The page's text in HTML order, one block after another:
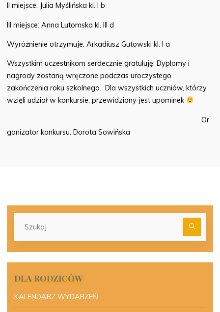
II miejsce: Julia Myślińska kl. I b
III miejsce: Anna Lutomska kl. III d
Wyróżnienie otrzymuje: Arkadiusz Gutowski kl. I a
Wszystkim uczestnikom serdecznie gratuluję. Dyplomy i
nagrody zostaną wręczone podczas uroczystego
zakończenia roku szkolnego. Dla wszystkich uczniów, którzy
wzięli udział w konkursie, przewidziany jest upominek
Or
ganizator konkursu: Dorota Sowińska
DLA RODZICÓW
KALENDARZ WYDARZEŃ